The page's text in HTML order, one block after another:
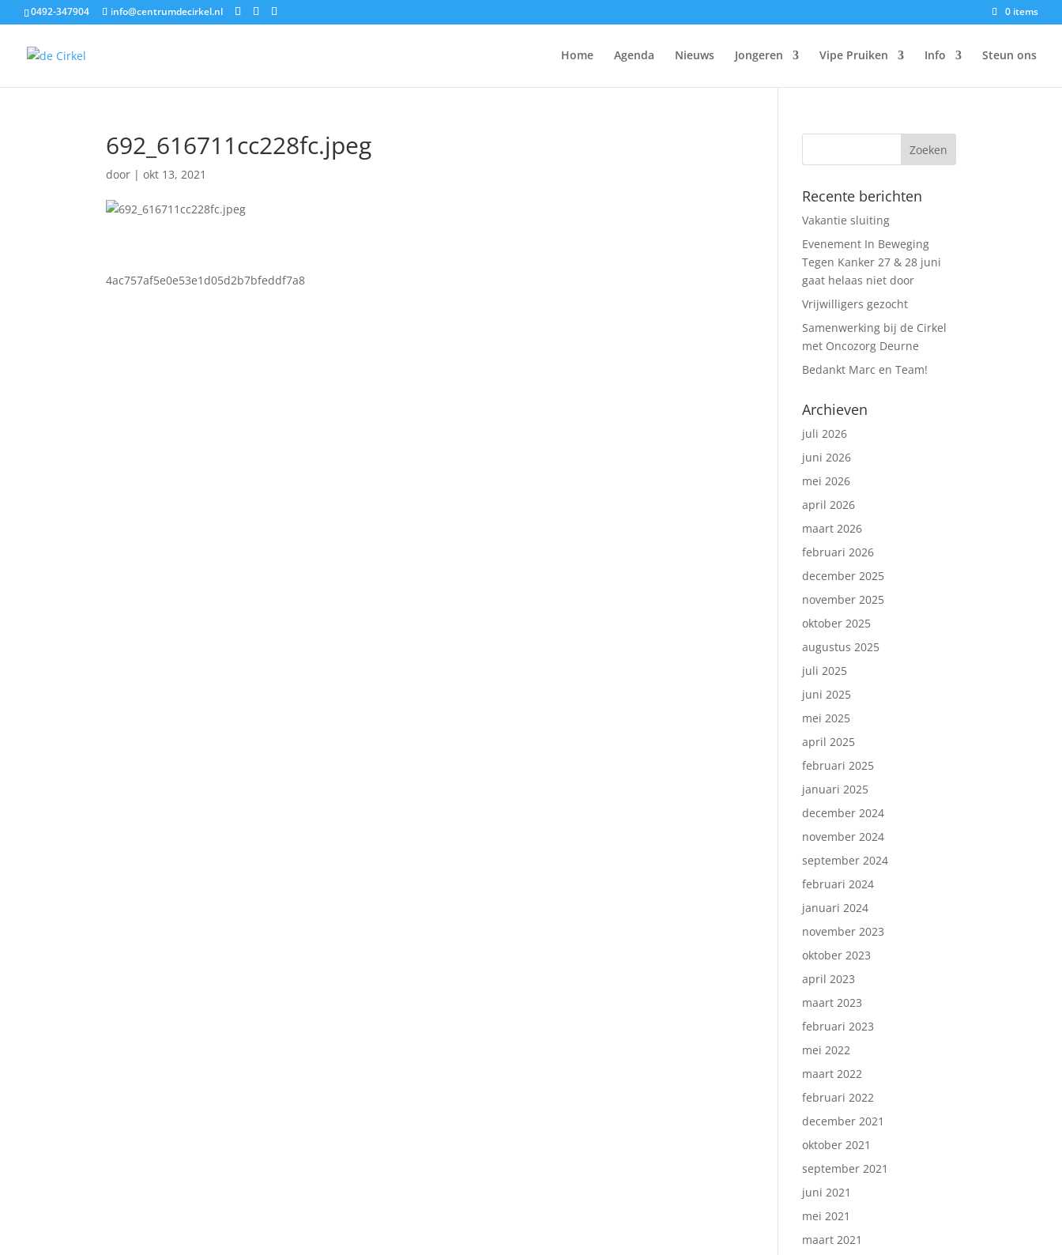
0492-347904 info@centrumdecirkel.nl 0 items
Home Agenda Nieuws Jongeren Vipe Pruiken Info Steun ons
692_616711cc228fc.jpeg
door |okt 13, 2021
4ac757af5e0e53e1d05d2b7bfeddf7a8
Recente berichten
Vakantie sluiting
Evenement In Beweging
Tegen Kanker 27 & 28 juni
gaat helaas niet door
Vrijwilligers gezocht
Samenwerking bij de Cirkel
met Oncozorg Deurne
Bedankt Marc en Team!
Archieven
juli 2026
juni 2026
mei 2026
april 2026
maart 2026
februari 2026
december 2025
november 2025
oktober 2025
augustus 2025
juli 2025
juni 2025
mei 2025
april 2025
februari 2025
januari 2025
december 2024
november 2024
september 2024
februari 2024
januari 2024
november 2023
oktober 2023
april 2023
maart 2023
februari 2023
mei 2022
maart 2022
februari 2022
december 2021
oktober 2021
september 2021
juni 2021
mei 2021
maart 2021